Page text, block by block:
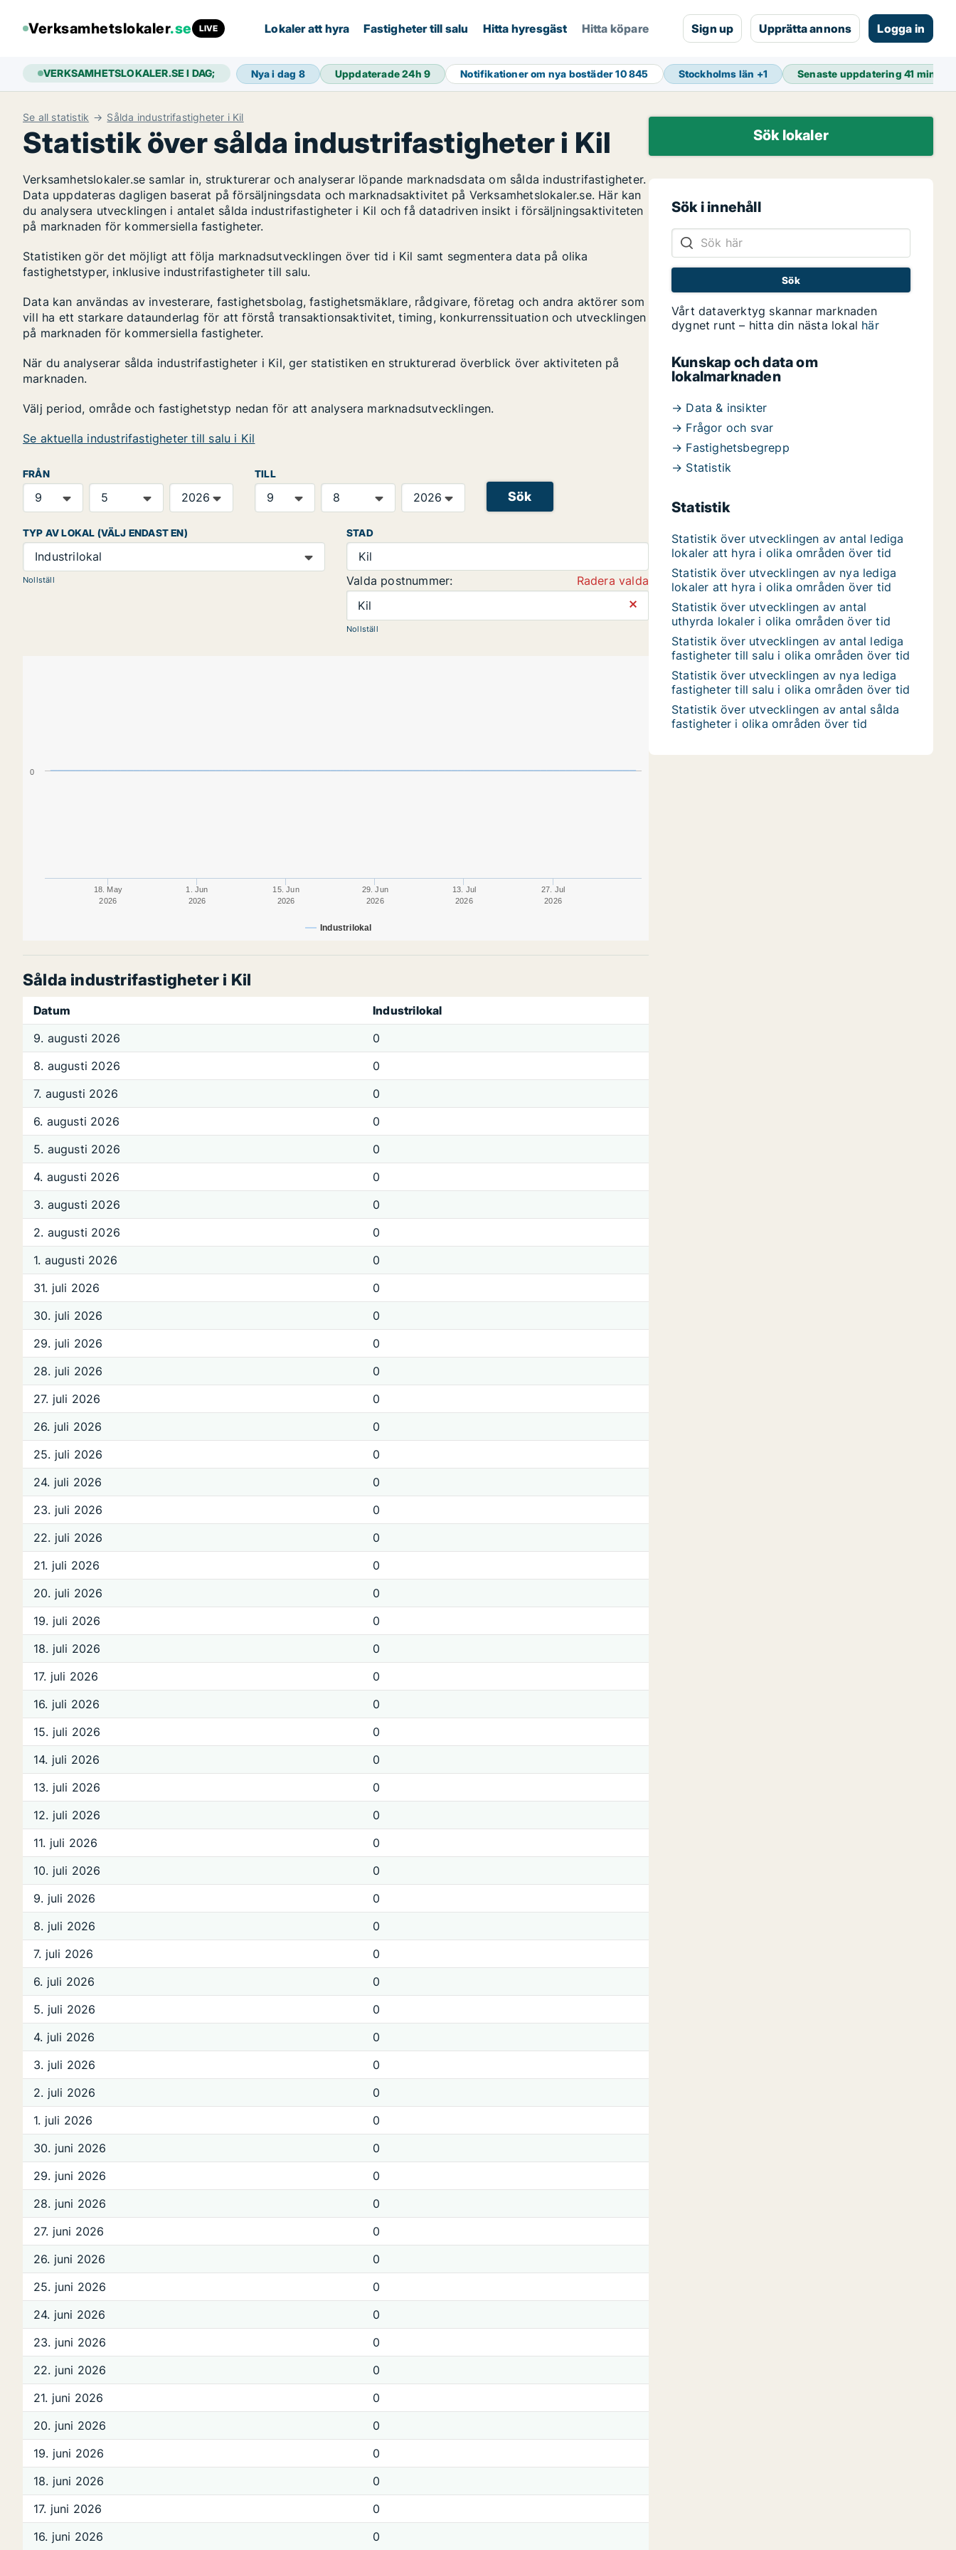
Verksamhetslokaler.se LIVE Lokaler att hyra Fastigheter till salu Hitta hyresgäst Hitta köpare Sign up Upprätta annons Logga in
VERKSAMHETSLOKALER.SE I DAG; Nya i dag 8 Uppdaterade 24h9 Notifikationer om nya bostäder10 845 Stockholms län +1 Senaste uppdatering41 min
Se all statistik Sålda industrifastigheter i Kil
Statistik över sålda industrifastigheter i Kil
Verksamhetslokaler.se samlar in, strukturerar och analyserar löpande marknadsdata om sålda industrifastigheter.
Data uppdateras dagligen baserat på försäljningsdata och marknadsaktivitet på Verksamhetslokaler.se. Här kan
du analysera utvecklingen i antalet sålda industrifastigheter i Kil och få datadriven insikt i försäljningsaktiviteten
på marknaden för kommersiella fastigheter.
Statistiken gör det möjligt att följa marknadsutvecklingen över tid i Kil samt segmentera data på olika
fastighetstyper, inklusive industrifastigheter till salu.
Data kan användas av investerare, fastighetsbolag, fastighetsmäklare, rådgivare, företag och andra aktörer som
vill ha ett starkare dataunderlag för att förstå transaktionsaktivitet, timing, konkurrenssituation och utvecklingen
på marknaden för kommersiella fastigheter.
När du analyserar sålda industrifastigheter i Kil, ger statistiken en strukturerad överblick över aktiviteten på
marknaden.
Välj period, område och fastighetstyp nedan för att analysera marknadsutvecklingen.
Se aktuella industrifastigheter till salu i Kil
FRÅN TILL
Sök
TYP AV LOKAL (VÄLJ ENDAST EN)
Industrilokal
Nollställ
STAD
Kil
Valda postnummer:
Radera valda
Kil
⨯
Nollställ
Industrilokal
18. May
2026
1. Jun
2026
15. Jun
2026
29. Jun
2026
13. Jul
2026
27. Jul
2026
0
Sålda industrifastigheter i Kil
Datum
Industrilokal
9. augusti 2026
0
8. augusti 2026
0
7. augusti 2026
0
6. augusti 2026
0
5. augusti 2026
0
4. augusti 2026
0
3. augusti 2026
0
2. augusti 2026
0
1. augusti 2026
0
31. juli 2026
0
30. juli 2026
0
29. juli 2026
0
28. juli 2026
0
27. juli 2026
0
26. juli 2026
0
25. juli 2026
0
24. juli 2026
0
23. juli 2026
0
22. juli 2026
0
21. juli 2026
0
20. juli 2026
0
19. juli 2026
0
18. juli 2026
0
17. juli 2026
0
16. juli 2026
0
15. juli 2026
0
14. juli 2026
0
13. juli 2026
0
12. juli 2026
0
11. juli 2026
0
10. juli 2026
0
9. juli 2026
0
8. juli 2026
0
7. juli 2026
0
6. juli 2026
0
5. juli 2026
0
4. juli 2026
0
3. juli 2026
0
2. juli 2026
0
1. juli 2026
0
30. juni 2026
0
29. juni 2026
0
28. juni 2026
0
27. juni 2026
0
26. juni 2026
0
25. juni 2026
0
24. juni 2026
0
23. juni 2026
0
22. juni 2026
0
21. juni 2026
0
20. juni 2026
0
19. juni 2026
0
18. juni 2026
0
17. juni 2026
0
16. juni 2026
0
Sök lokaler
Sök i innehåll
Vårt dataverktyg skannar marknaden
dygnet runt – hitta din nästa lokal här
Kunskap och data om
lokalmarknaden
→ Data & insikter
→ Frågor och svar
→ Fastighetsbegrepp
→ Statistik
Statistik
Statistik över utvecklingen av antal lediga
lokaler att hyra i olika områden över tid
Statistik över utvecklingen av nya lediga
lokaler att hyra i olika områden över tid
Statistik över utvecklingen av antal
uthyrda lokaler i olika områden över tid
Statistik över utvecklingen av antal lediga
fastigheter till salu i olika områden över tid
Statistik över utvecklingen av nya lediga
fastigheter till salu i olika områden över tid
Statistik över utvecklingen av antal sålda
fastigheter i olika områden över tid